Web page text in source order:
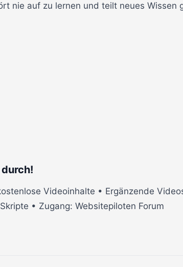
nie auf zu lernen und teilt neues Wissen
Videoinhalte • Ergänzende
• Zugang: Websitepiloten Forum